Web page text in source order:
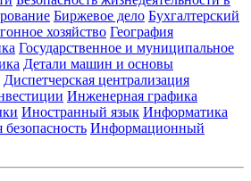
Биржевое дело Бухгалтерский
хозяйство География
Государственное и муниципальное
Детали машин и основы
Диспетчерская централизация
Инженерная графика
Иностранный язык Информатика
Информационный